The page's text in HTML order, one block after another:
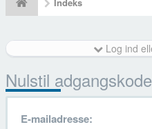
Log ind
Nulstil adgangskode
E-mailadresse: